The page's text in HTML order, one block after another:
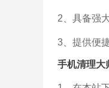
2、具备强
3、提供便
手机清理大